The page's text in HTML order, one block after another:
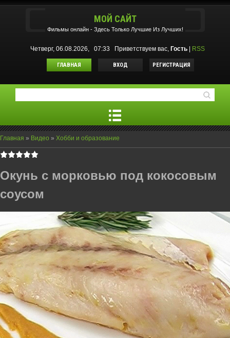
МОЙ САЙТ
Фильмы oнлайн - Здесь Только Лучшие Из Лучших!
Четверг, 06.08.2026, 07:33 Приветствуем вас, Гость RSS
ГЛАВНАЯ ВХОД РЕГИСТРАЦИЯ
Главная » Видео » Хобби и образование
Окунь с морковью под кокосовым
соусом